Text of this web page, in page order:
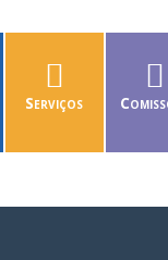
Serviços